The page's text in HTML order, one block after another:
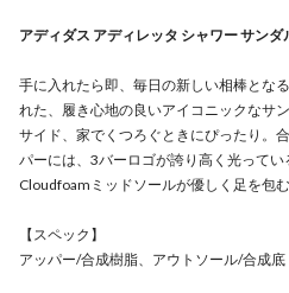
アディダス アディレッタ シャワー サン
手に入れたら即、毎日の新しい相棒とな
れた、履き心地の良いアイコニックなサ
サイド、家でくつろぐときにぴったり。
パーには、3バーロゴが誇り高く光って
Cloudfoamミッドソールが優しく足を包
【スペック】
アッパー/合成樹脂、アウトソール/合成底